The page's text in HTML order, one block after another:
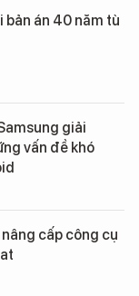
bản án 40 năm tù
giải
vấn đề khó
cấp công cụ